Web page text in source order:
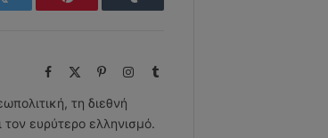
Twitter Pinterest Tumblr
Facebook PinterestInstagram
Tumblr
τη διεθνή
τον ευρύτερο ελληνισμό.